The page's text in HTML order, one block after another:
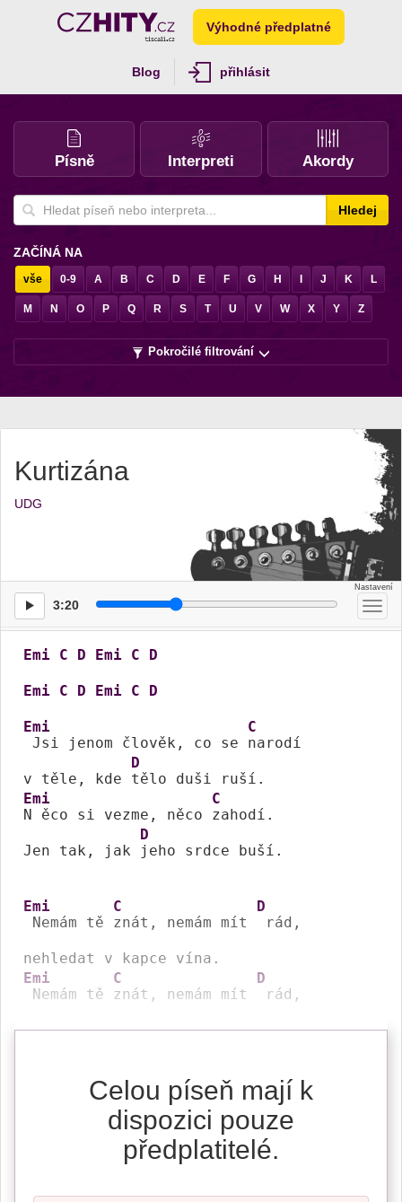
Výhodné předplatné
Blog přihlásit
Písně Interpreti Akordy
Hledej
ZAČÍNÁ NA
vše 0-9 A B C D E F G H J K L
M N O P Q R S T U V W X Y Z
Pokročilé filtrování
Kurtizána
UDG
3:20
Emi C D Emi C D
Emi C D Emi C D
Emi
Jsi jenom člověk, co se
C
narodí
v těle, kde
D
Emi
N ěco si vezme, něco
C
zahodí.
Jen tak, jak
D
jeho srdce buší.
Emi
Nemám tě
C
znát, nemám mít
D
rád,
Emi
Nemám tě
C
znát, nemám mít
D
rád,
Celou píseň mají k
dispozici pouze
předplatitelé.